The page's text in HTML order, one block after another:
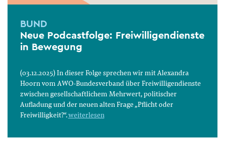
BUND
Neue Podcastfolge: Freiwilligendienste
in Bewegung
(03.12.2025) In dieser Folge sprechen wir mit Alexandra
Hoorn vom AWO-Bundesverband über Freiwilligendienste
zwischen gesellschaftlichem Mehrwert, politischer
Aufladung und der neuen alten Frage „Pflicht oder
Freiwilligkeit?“.weiterlesen